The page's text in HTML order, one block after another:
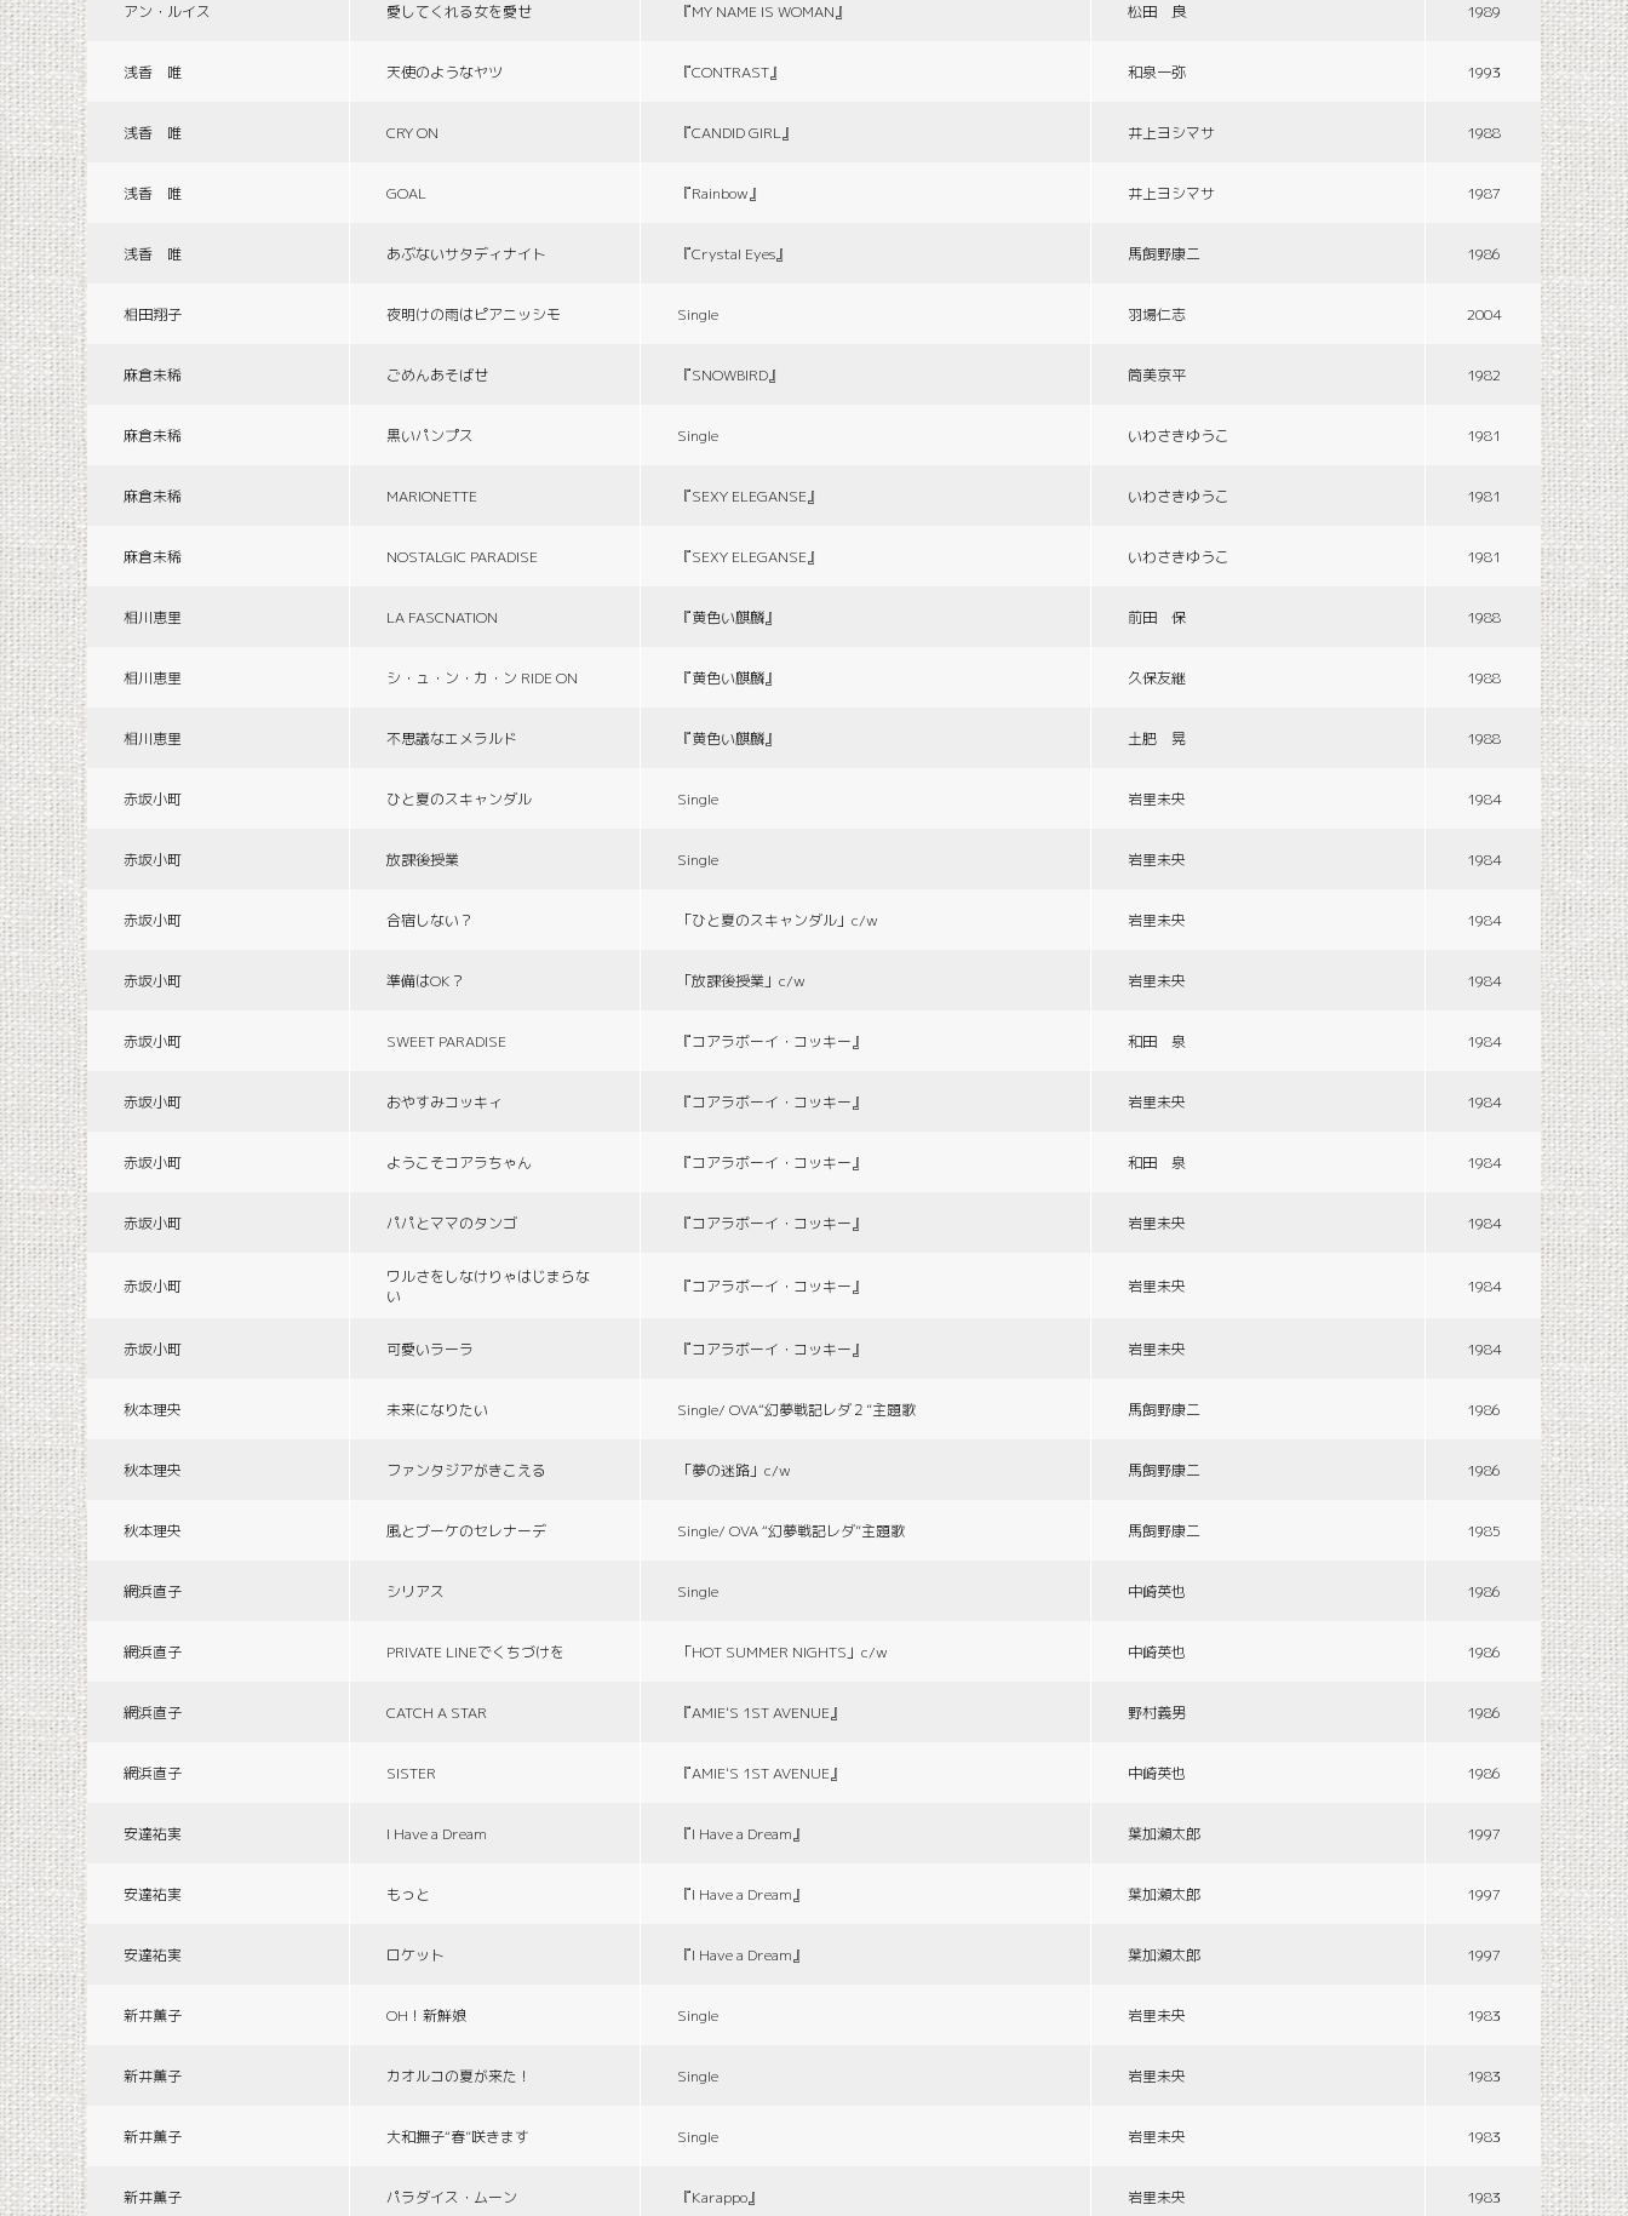
アン・ルイス 愛してくれる女を愛せ 『MY NAME IS WOMAN』 松田 良 1989
浅香 唯 天使のようなヤツ 『CONTRAST』 和泉一弥 1993
浅香 唯 CRY ON 『CANDID GIRL』 井上ヨシマサ 1988
浅香 唯 GOAL 『Rainbow』 井上ヨシマサ 1987
浅香 唯 あぶないサタディナイト 『Crystal Eyes』 馬飼野康二 1986
相田翔子 夜明けの雨はピアニッシモ Single 羽場仁志 2004
麻倉未稀 ごめんあそばせ 『SNOWBIRD』 筒美京平 1982
麻倉未稀 黒いパンプス Single いわさきゆうこ 1981
麻倉未稀 MARIONETTE 『SEXY ELEGANSE』 いわさきゆうこ 1981
麻倉未稀 NOSTALGIC PARADISE 『SEXY ELEGANSE』 いわさきゆうこ 1981
相川恵里 LA FASCNATION 『黄色い麒麟』 前田 保 1988
相川恵里 シ・ュ・ン・カ・ン RIDE ON 『黄色い麒麟』 久保友継 1988
相川恵里 不思議なエメラルド 『黄色い麒麟』 土肥 晃 1988
赤坂小町 ひと夏のスキャンダル Single 岩里未央 1984
赤坂小町 放課後授業 Single 岩里未央 1984
赤坂小町 合宿しない？ 「ひと夏のスキャンダル」c/w 岩里未央 1984
赤坂小町 準備はOK？ 「放課後授業」c/w 岩里未央 1984
赤坂小町 SWEET PARADISE 『コアラボーイ・コッキー』 和田 泉 1984
赤坂小町 おやすみコッキィ 『コアラボーイ・コッキー』 岩里未央 1984
赤坂小町 ようこそコアラちゃん 『コアラボーイ・コッキー』 和田 泉 1984
赤坂小町 パパとママのタンゴ 『コアラボーイ・コッキー』 岩里未央 1984
赤坂小町
ワルさをしなけりゃはじまらな
い
『コアラボーイ・コッキー』 岩里未央 1984
赤坂小町 可愛いラーラ 『コアラボーイ・コッキー』 岩里未央 1984
秋本理央 未来になりたい Single/ OVA“幻夢戦記レダ２”主題歌 馬飼野康二 1986
秋本理央 ファンタジアがきこえる 「夢の迷路」c/w 馬飼野康二 1986
秋本理央 風とブーケのセレナーデ Single/ OVA “幻夢戦記レダ”主題歌 馬飼野康二 1985
網浜直子 シリアス Single 中崎英也 1986
網浜直子 PRIVATE LINEでくちづけを 「HOT SUMMER NIGHTS」c/w 中崎英也 1986
網浜直子 CATCH A STAR 『AMIE'S 1ST AVENUE』 野村義男 1986
網浜直子 SISTER 『AMIE'S 1ST AVENUE』 中崎英也 1986
安達祐実 I Have a Dream 『I Have a Dream』 葉加瀬太郎 1997
安達祐実 もっと 『I Have a Dream』 葉加瀬太郎 1997
安達祐実 ロケット 『I Have a Dream』 葉加瀬太郎 1997
新井薫子 OH！新鮮娘 Single 岩里未央 1983
新井薫子 カオルコの夏が来た！ Single 岩里未央 1983
新井薫子 大和撫子“春”咲きます Single 岩里未央 1983
新井薫子 パラダイス・ムーン 『Karappo』 岩里未央 1983